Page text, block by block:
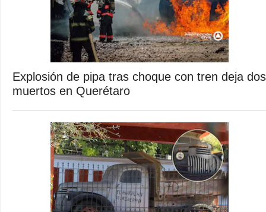
Explosión de pipa tras choque con tren deja dos
muertos en Querétaro